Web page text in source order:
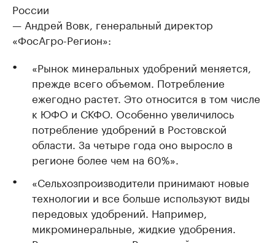
России
— Андрей Вовк, генеральный директор
«ФосАгро-Регион»:
«Рынок минеральных удобрений меняется,
прежде всего объемом. Потребление
ежегодно растет. Это относится в том числе
к ЮФО и СКФО. Особенно увеличилось
потребление удобрений в Ростовской
области. За четыре года оно выросло в
регионе более чем на 60%».
«Сельхозпроизводители принимают новые
технологии и все больше используют виды
передовых удобрений. Например,
микроминеральные, жидкие удобрения.